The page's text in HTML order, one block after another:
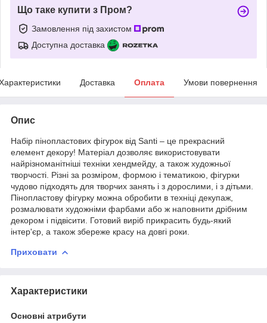
Що таке купити з Пром?
Замовлення під захистом
Доступна доставка
Доставка Оплата Умови повернення
Опис
Набір пінопластових фігурок від Santi – це прекрасний
елемент декору! Матеріал дозволяє використовувати
найрізноманітніші техніки хендмейду, а також художньої
творчості. Різні за розміром, формою і тематикою, фігурки
чудово підходять для творчих занять і з дорослими, і з дітьми.
Пінопластову фігурку можна обробити в техніці декупаж,
розмалювати художніми фарбами або ж наповнити дрібним
декором і підвісити. Готовий виріб прикрасить будь-який
інтер'єр, а також збереже красу на довгі роки.
Приховати
Характеристики
Основні атрибути